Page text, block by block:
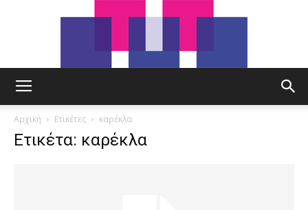
Αρχική Ετικέτες καρέκλα
Ετικέτα: καρέκλα